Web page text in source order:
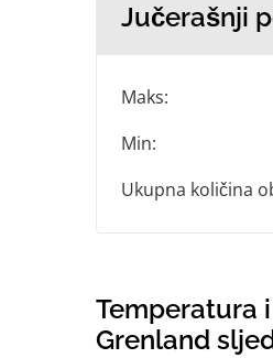
Jučerašnji
Maks:
Min:
Ukupna količina
Temperatura
Grenland